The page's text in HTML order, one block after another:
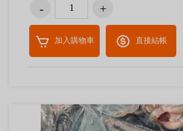
加入購物車 直接結帳